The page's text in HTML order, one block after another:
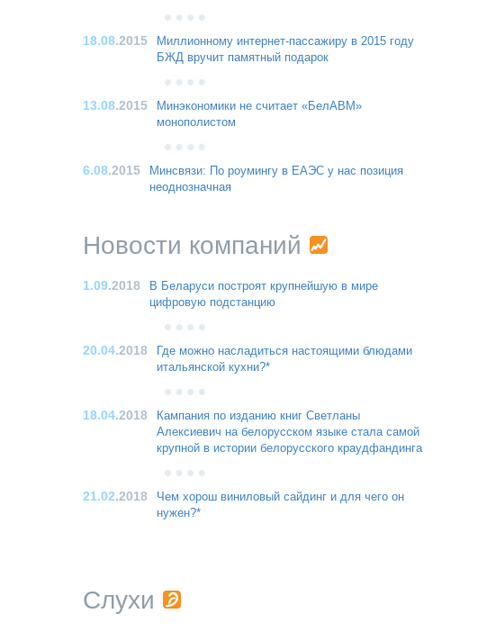
18.08.2015
Миллионному интернет-пассажиру в 2015 году
БЖД вручит памятный подарок
13.08.2015
Минэкономики не считает «БелАВМ»
монополистом
6.08.2015
Минсвязи: По роумингу в ЕАЭС у нас позиция
неоднозначная
Новости компаний
1.09.2018
В Беларуси построят крупнейшую в мире
цифровую подстанцию
20.04.2018
Где можно насладиться настоящими блюдами
итальянской кухни?*
18.04.2018
Кампания по изданию книг Светланы
Алексиевич на белорусском языке стала самой
крупной в истории белорусского краудфандинга
21.02.2018
Чем хорош виниловый сайдинг и для чего он
нужен?*
Слухи